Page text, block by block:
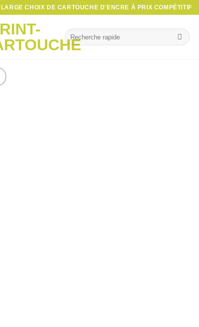
CHOIX DE CARTOUCHE D'ENCRE À PRIX COMPÉTITIF
Recherche
pour :